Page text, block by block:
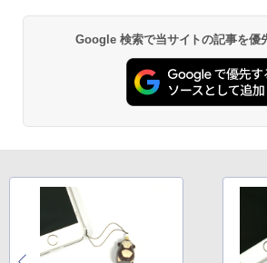
Google 検索で当サイトの記事を優